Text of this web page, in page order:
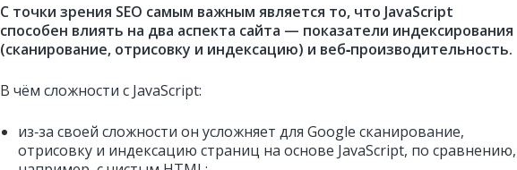
С точки зрения SEO самым важным является то, что JavaScript
способен влиять на два аспекта сайта — показатели индексирования
(сканирование, отрисовку и индексацию) и веб‑производительность.
В чём сложности с JavaScript:
из‑за своей сложности он усложняет для Google сканирование,
отрисовку и индексацию страниц на основе JavaScript, по сравнению,